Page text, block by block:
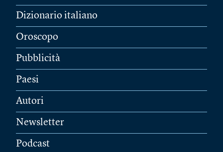
Dizionario italiano
Oroscopo
Pubblicità
Paesi
Autori
Newsletter
Podcast